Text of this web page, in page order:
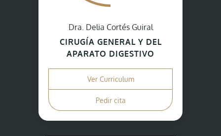
Dra. Delia Cortés Guiral
CIRUGÍA GENERAL Y DEL
APARATO DIGESTIVO
Ver Curriculum
Pedir cita